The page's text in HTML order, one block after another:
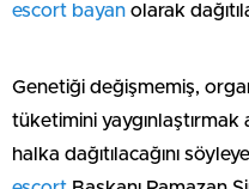
escort bayan olarak
Genetiği değişmemiş,
tüketimini
halka dağıtılacağını